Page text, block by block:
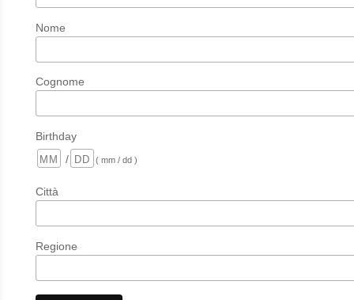
Nome
Cognome
Birthday
/
( mm / dd )
Città
Regione